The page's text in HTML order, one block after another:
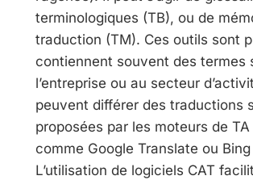
terminologiques (TB), ou de
traduction (TM). Ces outils sont
contiennent souvent des termes
l’entreprise ou au secteur
peuvent différer des traductions
proposées par les moteurs de
comme Google Translate ou
L’utilisation de logiciels CAT